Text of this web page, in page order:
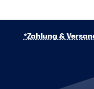
*Zahlung &